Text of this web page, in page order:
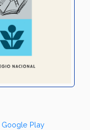
Google Play